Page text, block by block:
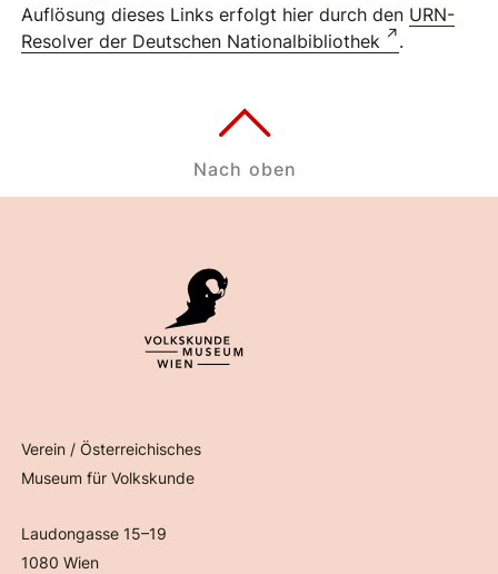
Auflösung dieses Links erfolgt hier durch den URN-
Resolver der Deutschen Nationalbibliothek
.
Verein / Österreichisches
Museum für Volkskunde
Laudongasse 15–19
1080 Wien
Nach oben